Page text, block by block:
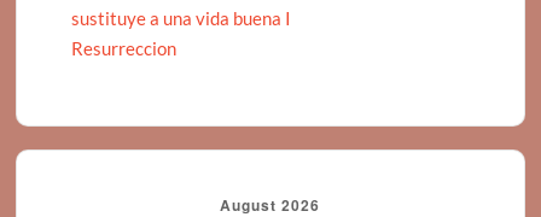
sustituye a una vida buena I
Resurreccion
August 2026